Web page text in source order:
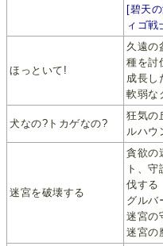
[碧天
ィゴ戦
ほっといて!
久遠の
種を討
成長し
軟弱な
犬なの?トカゲなの?
狂気の
ルハウ
迷宮を破壊する
貪欲の
ト、
伐する
グルバ
迷宮の
迷宮の